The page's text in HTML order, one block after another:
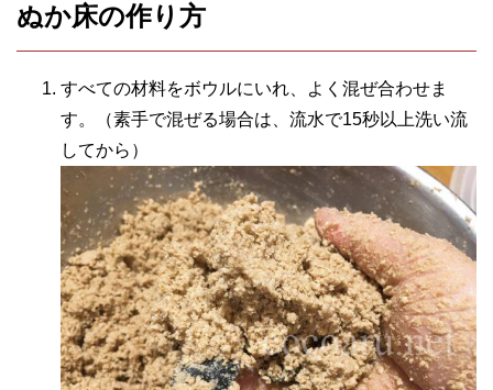
ぬか床の作り方
すべての材料をボウルにいれ、よく混ぜ合わせま
す。（素手で混ぜる場合は、流水で15秒以上洗い流
してから）